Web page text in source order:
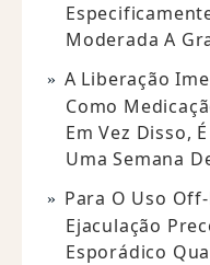
Moderada A
A Liberação
Como
Em Vez Disso,
Uma Semana
Para O Uso
Ejaculação
Esporádico